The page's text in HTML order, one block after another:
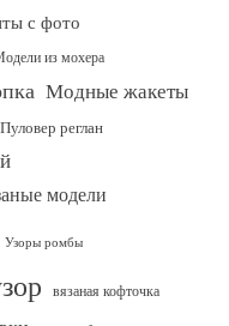
с фото
из мохера
Модные жакеты
Пуловер реглан
модели
Узоры ромбы
вязаная кофточка